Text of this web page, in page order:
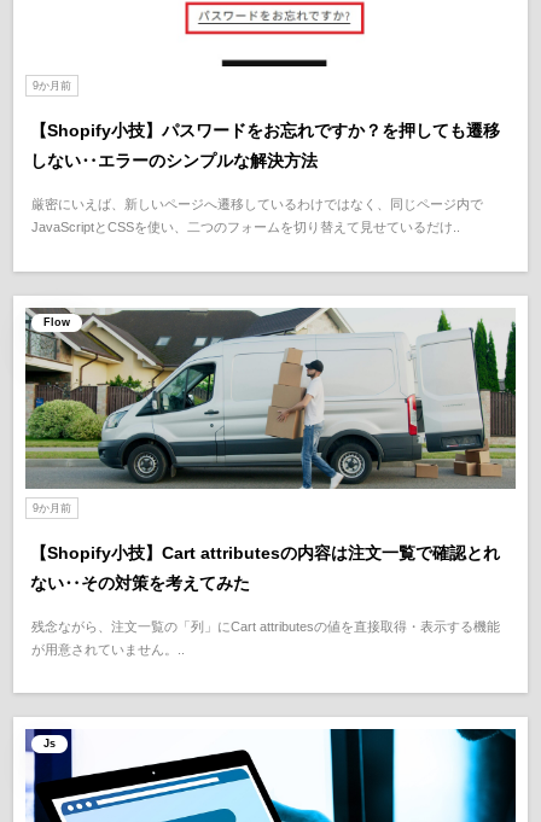
9か月前
【Shopify小技】パスワードをお忘れですか？を押しても遷移
しない‥エラーのシンプルな解決方法
厳密にいえば、新しいページへ遷移しているわけではなく、同じページ内で
JavaScriptとCSSを使い、二つのフォームを切り替えて見せているだけ..
Flow
9か月前
【Shopify小技】Cart attributesの内容は注文一覧で確認とれ
ない‥その対策を考えてみた
残念ながら、注文一覧の「列」にCart attributesの値を直接取得・表示する機能
が用意されていません。..
Js